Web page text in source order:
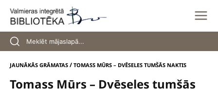
content
JAUNĀKĀS GRĀMATAS / TOMASS MŪRS – DVĒSELES TUMŠĀS NAKTIS
Tomass Mūrs – Dvēseles tumšās